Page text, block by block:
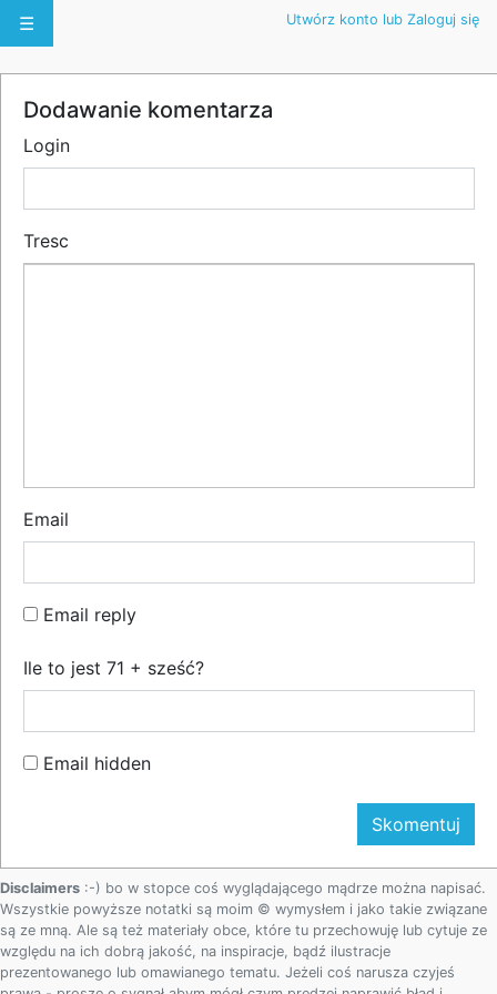
☰ Utwórz konto lub Zaloguj się
Dodawanie komentarza
Login
Tresc
Email
Email reply
Ile to jest 71 + sześć?
Email hidden
Disclaimers :-) bo w stopce coś wyglądającego mądrze można napisać.
Wszystkie powyższe notatki są moim © wymysłem i jako takie związane
są ze mną. Ale są też materiały obce, które tu przechowuję lub cytuje ze
względu na ich dobrą jakość, na inspiracje, bądź ilustracje
prezentowanego lub omawianego tematu. Jeżeli coś narusza czyjeś